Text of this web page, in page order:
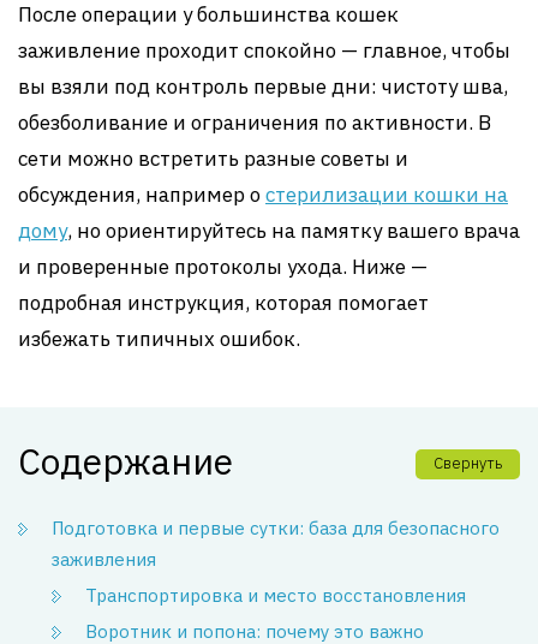
После операции у большинства кошек
заживление проходит спокойно — главное, чтобы
вы взяли под контроль первые дни: чистоту шва,
обезболивание и ограничения по активности. В
сети можно встретить разные советы и
обсуждения, например остерилизации кошки на
дому, но ориентируйтесь на памятку вашего врача
и проверенные протоколы ухода. Ниже —
подробная инструкция, которая помогает
избежать типичных ошибок.
Содержание Свернуть
Подготовка и первые сутки: база для безопасного
заживления
Транспортировка и место восстановления
Воротник и попона: почему это важно